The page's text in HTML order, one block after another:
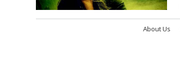
About Us